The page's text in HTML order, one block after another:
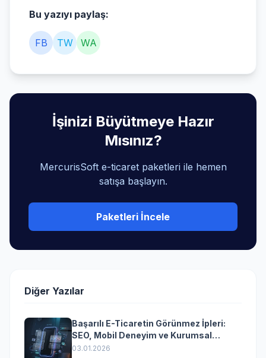
Bu yazıyı paylaş:
FB TW WA
İşinizi Büyütmeye Hazır
Mısınız?
MercurisSoft e-ticaret paketleri ile hemen
satışa başlayın.
Paketleri İncele
Diğer Yazılar
Başarılı E-Ticaretin Görünmez İpleri:
SEO, Mobil Deneyim ve Kurumsal
Yazılımın Kazandıran Senkronizasyonu
03.01.2026